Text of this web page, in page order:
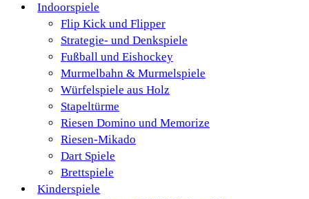
Indoorspiele
Flip Kick und Flipper
Strategie- und Denkspiele
Fußball und Eishockey
Murmelbahn & Murmelspiele
Würfelspiele aus Holz
Stapeltürme
Riesen Domino und Memorize
Riesen-Mikado
Dart Spiele
Brettspiele
Kinderspiele